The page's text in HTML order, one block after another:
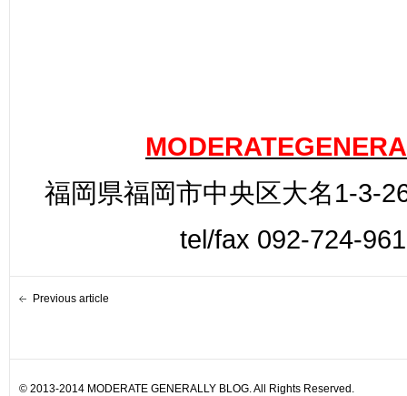
福岡県福岡市中央区大名1-3-
tel/fax 092-724-
Previous article
© 2013-2014 MODERATE GENERALLY BLOG. All Rights Reserved.